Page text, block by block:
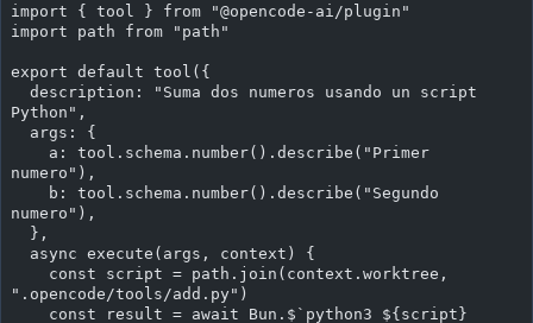
import { tool } from "@opencode-ai/plugin"
import path from "path"
export default tool({
Python",
  args: {
numero"),
numero"),
  },
  async execute(args, context) {
".opencode/tools/add.py")